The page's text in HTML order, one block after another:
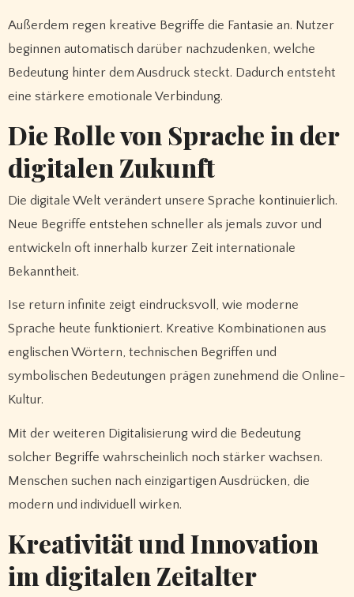
Außerdem regen kreative Begriffe die Fantasie an. Nutzer
beginnen automatisch darüber nachzudenken, welche
Bedeutung hinter dem Ausdruck steckt. Dadurch entsteht
eine stärkere emotionale Verbindung.
Die Rolle von Sprache in der
digitalen Zukunft
Die digitale Welt verändert unsere Sprache kontinuierlich.
Neue Begriffe entstehen schneller als jemals zuvor und
entwickeln oft innerhalb kurzer Zeit internationale
Bekanntheit.
Ise return infinite zeigt eindrucksvoll, wie moderne
Sprache heute funktioniert. Kreative Kombinationen aus
englischen Wörtern, technischen Begriffen und
symbolischen Bedeutungen prägen zunehmend die Online-
Kultur.
Mit der weiteren Digitalisierung wird die Bedeutung
solcher Begriffe wahrscheinlich noch stärker wachsen.
Menschen suchen nach einzigartigen Ausdrücken, die
modern und individuell wirken.
Kreativität und Innovation
im digitalen Zeitalter